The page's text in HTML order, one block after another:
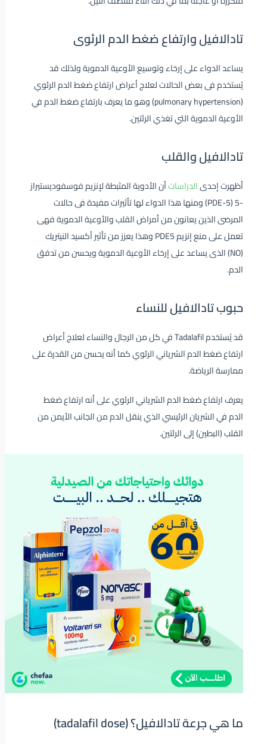
تادالافيل وارتفاع ضغط الدم الرئوى
يساعد الدواء على إرخاء وتوسيع الأوعية الدموية ولذلك قد
يُستخدم فى بعض الحالات لعلاج أعراض ارتفاع ضغط الدم الرئوي
(pulmonary hypertension) وهو ما يعرف بارتفاع ضغط الدم في
الأوعية الدموية التي تغذي الرئتين.
تادالافيل والقلب
أظهرت إحدىالدراساتأن الأدوية المثبطة لإنزيم فوسفوديستيراز
-5 (PDE-5) ومنها هذا الدواء لها تأثيرات مفيدة فى حالات
المرضى الذين يعانون من أمراض القلب والأوعية الدموية فهى
تعمل على منع إنزيم PDE5 وهذا يعزز من تأثير أكسيد النيتريك
(NO) الذى يساعد على إرخاء الأوعية الدموية ويحسن من تدفق
الدم.
حبوب تادالافيل للنساء
قد يُستخدم Tadalafil في كل من الرجال والنساء لعلاج أعراض
ارتفاع ضغط الدم الشرياني الرئوي كما أنه يحسن من القدرة على
ممارسة الرياضة.
يعرف ارتفاع ضغط الدم الشرياني الرئوي على أنه ارتفاع ضغط
الدم في الشريان الرئيسي الذي ينقل الدم من الجانب الأيمن من
القلب (البطين) إلى الرئتين.
ما هي جرعة تادالافيل؟ (tadalafil dose)